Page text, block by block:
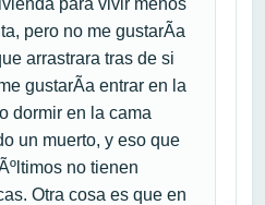
pero no me gustarÃ­a
arrastrara tras de si
gustarÃ­a entrar en la
dormir en la cama
un muerto, y eso que
no tienen
Otra cosa es que en